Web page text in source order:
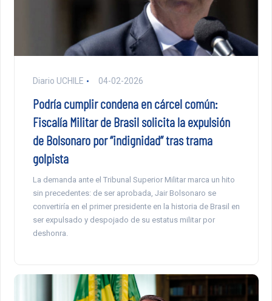
Diario UCHILE 04-02-2026
Podría cumplir condena en cárcel común:
Fiscalía Militar de Brasil solicita la expulsión
de Bolsonaro por “indignidad” tras trama
golpista
La demanda ante el Tribunal Superior Militar marca un hito
sin precedentes: de ser aprobada, Jair Bolsonaro se
convertiría en el primer presidente en la historia de Brasil en
ser expulsado y despojado de su estatus militar por
deshonra.